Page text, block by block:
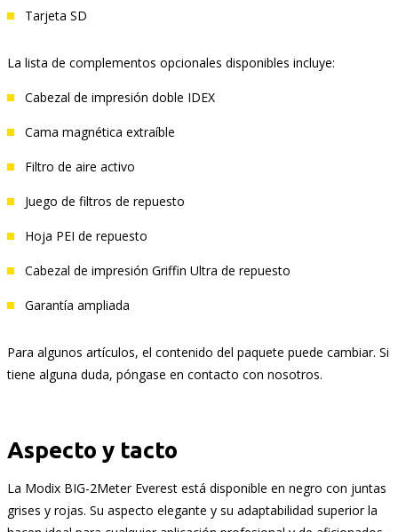
Tarjeta SD
La lista de complementos opcionales disponibles incluye:
Cabezal de impresión doble IDEX
Cama magnética extraíble
Filtro de aire activo
Juego de filtros de repuesto
Hoja PEI de repuesto
Cabezal de impresión Griffin Ultra de repuesto
Garantía ampliada
Para algunos artículos, el contenido del paquete puede cambiar. Si
tiene alguna duda, póngase en contacto con nosotros.
Aspecto y tacto
La Modix BIG-2Meter Everest está disponible en negro con juntas
grises y rojas. Su aspecto elegante y su adaptabilidad superior la